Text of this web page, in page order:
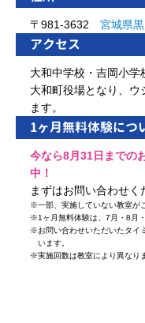
〒981-3632 宮城県
アクセス
大和中学校・吉岡小学
大和町役場となり、ウ
ます。
1ヶ月無料体験につ
今なら8月31日までの
中！
まずはお問い合わせく
※一部、実施していない教室が
※1ヶ月無料体験は、7月・8月
※お問い合わせいただいたタイ
います。
※実施回数は教室により異なり